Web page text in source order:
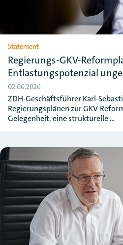
Statement
Regierungs-GKV-
Entlastungspotenzial
02.06.2026
ZDH-Geschäftsführer Karl-
Regierungsplänen zur GKV-
Gelegenheit, eine strukturelle …